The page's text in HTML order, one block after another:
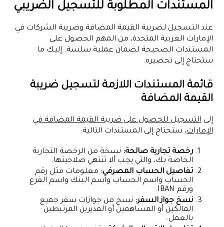
المستندات المطلوبة للتسجيل الضريبي
عند التسجيل لضريبة القيمة المضافة وضريبة الشركات في
الإمارات العربية المتحدة، من المهم الحصول على
المستندات الصحيحة لضمان عملية سلسة. إليك ما
ستحتاج إلى تحضيره.
قائمة المستندات اللازمة لتسجيل ضريبة
القيمة المضافة
إلىالتسجيل للحصول على ضريبة القيمة المضافة في
الإمارات، ستحتاج إلى المستندات التالية:
رخصة تجارية صالحة: نسخة من الرخصة التجارية
الخاصة بك، والتي يجب ألا تنتهي صلاحيتها.
تفاصيل الحساب المصرفي: معلومات مثل رقم
الحساب واسم الحساب واسم البنك واسم الفرع
ورقم IBAN.
نسخ جواز السفر: نسخ من جوازات سفر جميع
المالكين أو المساهمين أو المديرين المرتبطين
بالعمل.